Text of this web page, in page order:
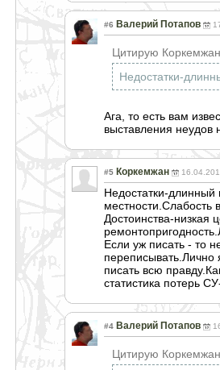
#6 Валерий Потапов
Цитирую
Недостатки-
Ага, то есть вам
выставления
#5 Коркемжан
Недостатки-
местности.Слабость
Достоинства-низкая
ремонтопригодно
Если уж писать - то
писать всю
статистика потерь
#4 Валерий Потапов
Цитирую